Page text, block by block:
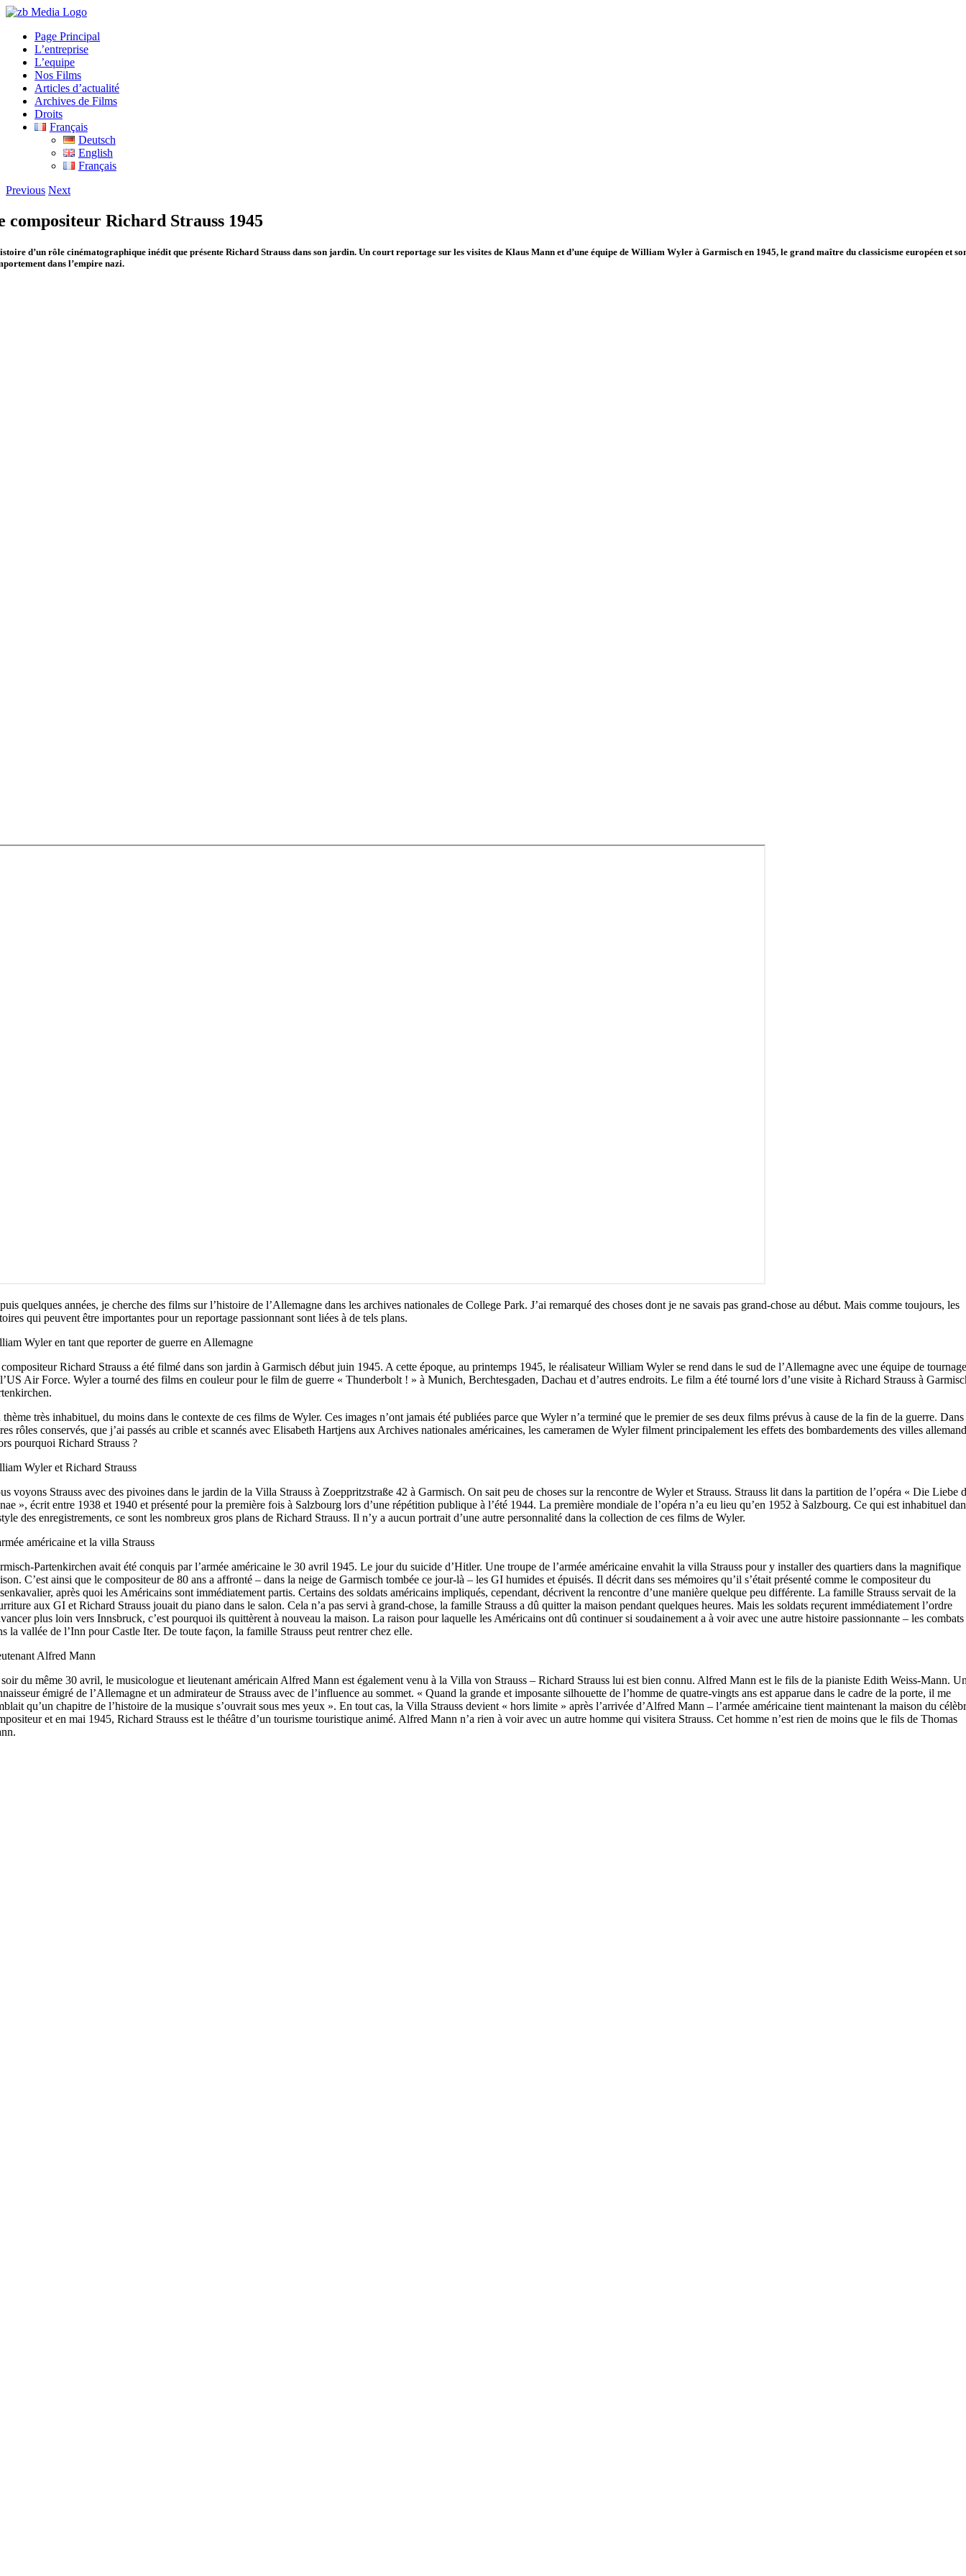
Skip
contentPage Principal
L’entreprise
L’equipe
Nos Films
Articles d’actualité
Archives de Films
Droits
Français
Deutsch
English
Français
Previous Next
compositeur Richard Strauss 1945
d’un rôle cinématographique inédit que présente Richard Strauss dans son jardin. Un court reportage sur les visites de Klaus Mann et d’une équipe de William Wyler à Garmisch en 1945, le grand maître du classicisme européen et
dans l’empire nazi.
quelques années, je cherche des films sur l’histoire de l’Allemagne dans les archives nationales de College Park. J’ai remarqué des choses dont je ne savais pas grand-chose au début. Mais comme toujours, les
qui peuvent être importantes pour un reportage passionnant sont liées à de tels plans.
Wyler en tant que reporter de guerre en Allemagne
Richard Strauss a été filmé dans son jardin à Garmisch début juin 1945. A cette époque, au printemps 1945, le réalisateur William Wyler se rend dans le sud de l’Allemagne avec une équipe de
Air Force. Wyler a tourné des films en couleur pour le film de guerre « Thunderbolt ! » à Munich, Berchtesgaden, Dachau et d’autres endroits. Le film a été tourné lors d’une visite à Richard Strauss à
thème très inhabituel, du moins dans le contexte de ces films de Wyler. Ces images n’ont jamais été publiées parce que Wyler n’a terminé que le premier de ses deux films prévus à cause de la fin de la guerre. Dans
rôles conservés, que j’ai passés au crible et scannés avec Elisabeth Hartjens aux Archives nationales américaines, les cameramen de Wyler filment principalement les effets des bombardements des villes
pourquoi Richard Strauss ?
Wyler et Richard Strauss
voyons Strauss avec des pivoines dans le jardin de la Villa Strauss à Zoeppritzstraße 42 à Garmisch. On sait peu de choses sur la rencontre de Wyler et Strauss. Strauss lit dans la partition de l’opéra « Die Liebe
», écrit entre 1938 et 1940 et présenté pour la première fois à Salzbourg lors d’une répétition publique à l’été 1944. La première mondiale de l’opéra n’a eu lieu qu’en 1952 à Salzbourg. Ce qui est inhabituel
des enregistrements, ce sont les nombreux gros plans de Richard Strauss. Il n’y a aucun portrait d’une autre personnalité dans la collection de ces films de Wyler.
américaine et la villa Strauss
Partenkirchen avait été conquis par l’armée américaine le 30 avril 1945. Le jour du suicide d’Hitler. Une troupe de l’armée américaine envahit la villa Strauss pour y installer des quartiers dans la magnifique
C’est ainsi que le compositeur de 80 ans a affronté – dans la neige de Garmisch tombée ce jour-là – les GI humides et épuisés. Il décrit dans ses mémoires qu’il s’était présenté comme le compositeur du
après quoi les Américains sont immédiatement partis. Certains des soldats américains impliqués, cependant, décrivent la rencontre d’une manière quelque peu différente. La famille Strauss servait de la
aux GI et Richard Strauss jouait du piano dans le salon. Cela n’a pas servi à grand-chose, la famille Strauss a dû quitter la maison pendant quelques heures. Mais les soldats reçurent immédiatement l’ordre
plus loin vers Innsbruck, c’est pourquoi ils quittèrent à nouveau la maison. La raison pour laquelle les Américains ont dû continuer si soudainement a à voir avec une autre histoire passionnante – les combats
la vallée de l’Inn pour Castle Iter. De toute façon, la famille Strauss peut rentrer chez elle.
Alfred Mann
du même 30 avril, le musicologue et lieutenant américain Alfred Mann est également venu à la Villa von Strauss – Richard Strauss lui est bien connu. Alfred Mann est le fils de la pianiste Edith Weiss-Mann.
émigré de l’Allemagne et un admirateur de Strauss avec de l’influence au sommet. « Quand la grande et imposante silhouette de l’homme de quatre-vingts ans est apparue dans le cadre de la porte, il me
qu’un chapitre de l’histoire de la musique s’ouvrait sous mes yeux ». En tout cas, la Villa Strauss devient « hors limite » après l’arrivée d’Alfred Mann – l’armée américaine tient maintenant la maison du
et en mai 1945, Richard Strauss est le théâtre d’un tourisme touristique animé. Alfred Mann n’a rien à voir avec un autre homme qui visitera Strauss. Cet homme n’est rien de moins que le fils de Thomas